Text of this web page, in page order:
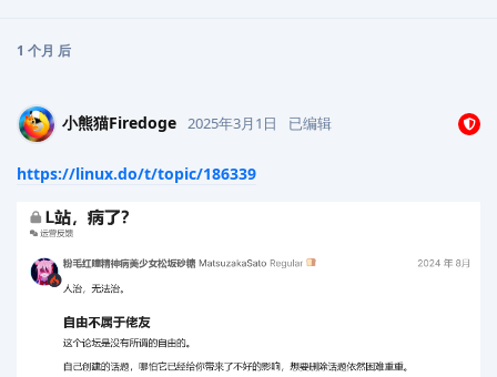
1 个月 后
小熊猫Firedoge 2025年3月1日 已编辑
https://linux.do/t/topic/186339